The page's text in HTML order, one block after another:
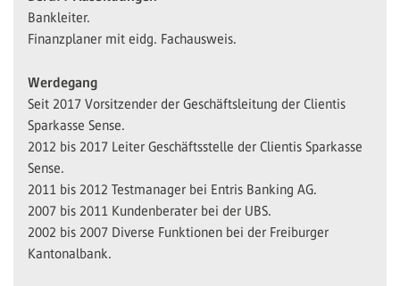
Bankleiter.
Finanzplaner mit eidg. Fachausweis.
Werdegang
Seit 2017 Vorsitzender der Geschäftsleitung der Clientis
Sparkasse Sense.
2012 bis 2017 Leiter Geschäftsstelle der Clientis Sparkasse
Sense.
2011 bis 2012 Testmanager bei Entris Banking AG.
2007 bis 2011 Kundenberater bei der UBS.
2002 bis 2007 Diverse Funktionen bei der Freiburger
Kantonalbank.